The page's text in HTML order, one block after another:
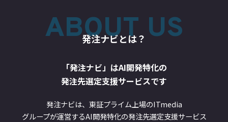
ABOUT US
発注ナビとは？
「発注ナビ」はAI開発特化の
発注先選定支援サービスです
発注ナビは、東証プライム上場のITmedia
グループが運営するAI開発特化の発注先選定支援サービス